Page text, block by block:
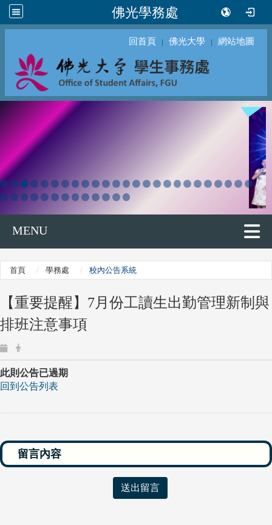
佛光學務處
回首頁 ｜ 佛光大學 ｜ 網站地圖
MENU
首頁 學務處 校內公告系統
【重要提醒】7月份工讀生出勤管理新制與
排班注意事項
此則公告已過期
回到公告列表
送出留言